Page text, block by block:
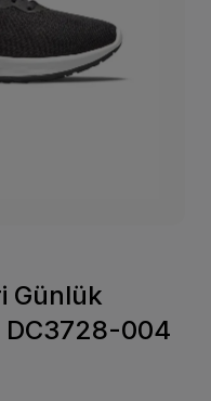
Günlük
DC3728-004